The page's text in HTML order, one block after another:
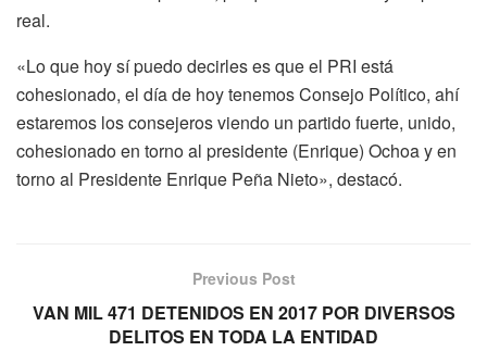
real.
«Lo que hoy sí puedo decirles es que el PRI está
cohesionado, el día de hoy tenemos Consejo Político, ahí
estaremos los consejeros viendo un partido fuerte, unido,
cohesionado en torno al presidente (Enrique) Ochoa y en
torno al Presidente Enrique Peña Nieto», destacó.
Previous Post
VAN MIL 471 DETENIDOS EN 2017 POR DIVERSOS
DELITOS EN TODA LA ENTIDAD